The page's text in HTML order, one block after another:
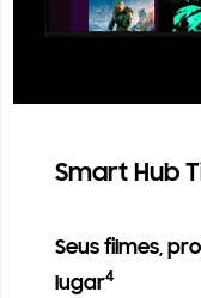
Smart Hub
Seus filmes,
lugar4